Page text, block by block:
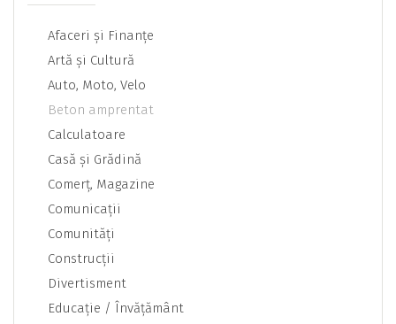
Afaceri şi Finanţe
Artă şi Cultură
Auto, Moto, Velo
Beton amprentat
Calculatoare
Casă şi Grădină
Comerţ, Magazine
Comunicaţii
Comunităţi
Construcţii
Divertisment
Educaţie / Învăţământ